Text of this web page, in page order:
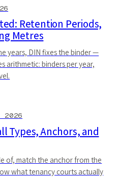
Retention Periods,
Metres
years, DIN fixes the binder —
arithmetic: binders per year,
Types, Anchors, and
of, match the anchor from the
what tenancy courts actually